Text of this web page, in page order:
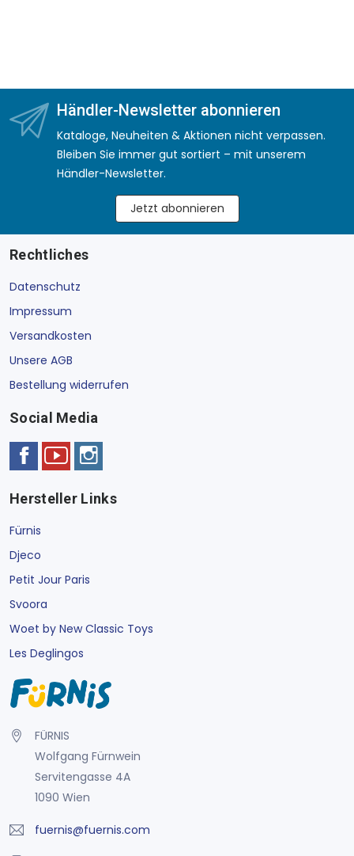
Händler-Newsletter abonnieren
Kataloge, Neuheiten & Aktionen nicht verpassen.
Bleiben Sie immer gut sortiert – mit unserem
Händler-Newsletter.
Jetzt abonnieren
Rechtliches
Datenschutz
Impressum
Versandkosten
Unsere AGB
Bestellung widerrufen
Social Media
Hersteller Links
Fürnis
Djeco
Petit Jour Paris
Svoora
Woet by New Classic Toys
Les Deglingos
FÜRNIS
Wolfgang Fürnwein
Servitengasse 4A
1090 Wien
fuernis@fuernis.com